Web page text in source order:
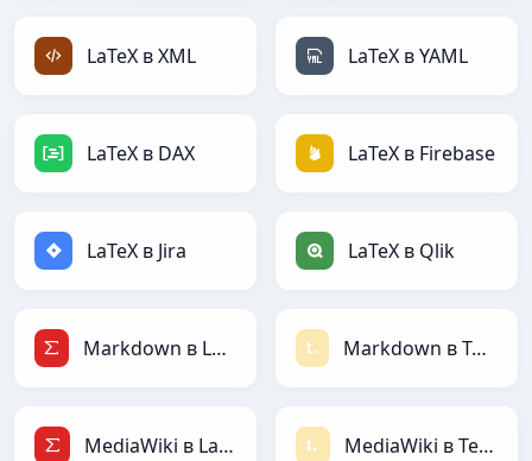
LaTeX в XML LaTeX в YAML
LaTeX в DAX LaTeX в Firebase
LaTeX в Jira LaTeX в Qlik
Markdown в LaTeX Markdown в Textile
MediaWiki в LaTeX MediaWiki в Textile